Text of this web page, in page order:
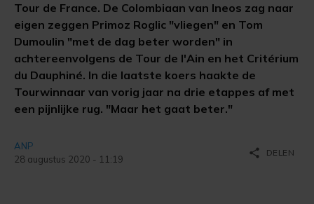
Tour de France. De Colombiaan van Ineos zag naar
eigen zeggen Primoz Roglic "vliegen" en Tom
Dumoulin "met de dag beter worden" in
achtereenvolgens de Tour de l'Ain en het Critérium
du Dauphiné. In die laatste koers haakte de
Tourwinnaar van vorig jaar na drie etappes af met
een pijnlijke rug. "Maar het gaat beter."
ANP
28 augustus 2020 - 11:19
share DELEN